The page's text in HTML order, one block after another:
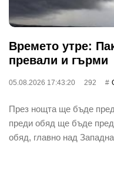
Времето утре:
превали и гърми
05.08.2026 17:43:20 292
През нощта ще бъде
преди обяд ще бъде
обяд, главно над